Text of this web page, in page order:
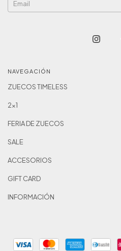
NAVEGACIÓN
ZUECOS TIMELESS
2x1
FERIA DE ZUECOS
SALE
ACCESORIOS
GIFT CARD
INFORMACIÓN